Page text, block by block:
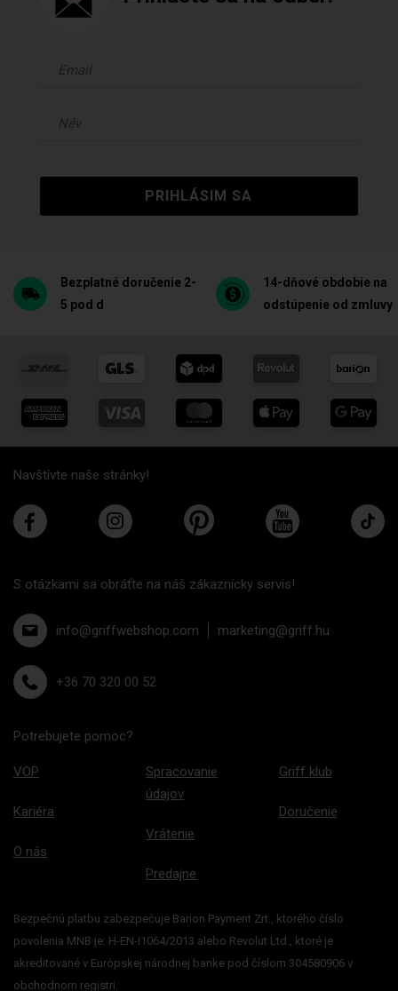
PRIHLÁSIM SA
Bezplatné doručenie 2-
5 pod d
14-dňové obdobie na
odstúpenie od zmluvy
Navštívte naše stránky!
S otázkami sa obráťte na náš zákaznícky servis!
info@griffwebshop.com marketing@griff.hu
+36 70 320 00 52
Potrebujete pomoc?
VOP
Kariéra
O nás
Spracovanie
údajov
Vrátenie
Predajne
Griff klub
Doručenie
Bezpečnú platbu zabezpečuje Barion Payment Zrt., ktorého číslo
povolenia MNB je: H-EN-I1064/2013 alebo Revolut Ltd., ktoré je
akreditované v Európskej národnej banke pod číslom 304580906 v
obchodnom registri.